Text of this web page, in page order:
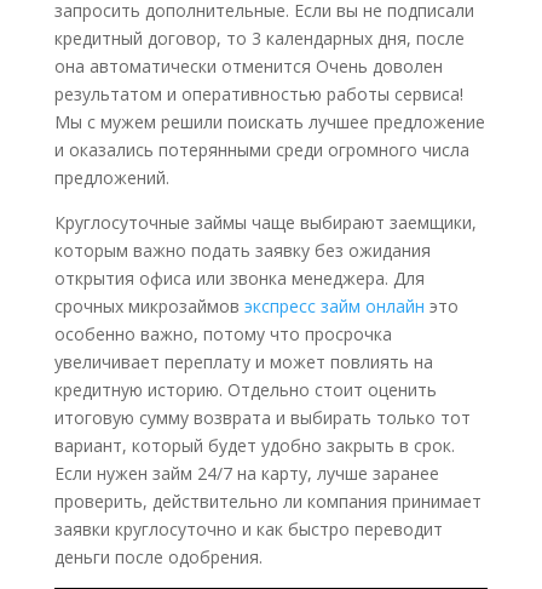
запросить дополнительные. Если вы не подписали
кредитный договор, то 3 календарных дня, после
она автоматически отменится Очень доволен
результатом и оперативностью работы сервиса!
Мы с мужем решили поискать лучшее предложение
и оказались потерянными среди огромного числа
предложений.
Круглосуточные займы чаще выбирают заемщики,
которым важно подать заявку без ожидания
открытия офиса или звонка менеджера. Для
срочных микрозаймов экспресс займ онлайн это
особенно важно, потому что просрочка
увеличивает переплату и может повлиять на
кредитную историю. Отдельно стоит оценить
итоговую сумму возврата и выбирать только тот
вариант, который будет удобно закрыть в срок.
Если нужен займ 24/7 на карту, лучше заранее
проверить, действительно ли компания принимает
заявки круглосуточно и как быстро переводит
деньги после одобрения.